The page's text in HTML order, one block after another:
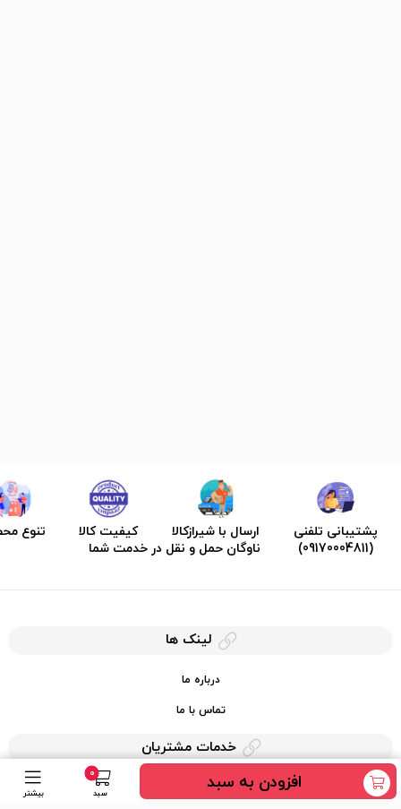
افزودن به سبد 0
سبد بیشتر
پشتیبانی تلفنی
(09170004811)
ارسال با شیرازکالا
ناوگان حمل و نقل در خدمت شما
کیفیت کالا تنوع
لینک ها
درباره ما
تماس با ما
خدمات مشتریان
حریم خصوصی